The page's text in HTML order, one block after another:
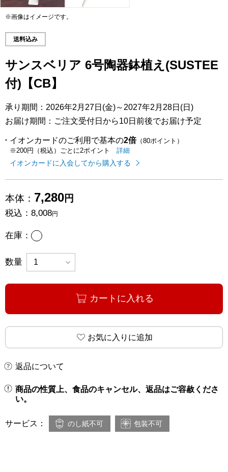
※画像はイメージです。
送料込み
サンスベリア 6号陶器鉢植え(SUSTEE
付)【CB】
承り期間：2026年2月27日(金)～2027年2月28日(日)
お届け期間：ご注文受付日から10日前後でお届け予定
イオンカードのご利用で基本の2倍（80ポイント）
※200円（税込）ごとに2ポイント
イオンカードのご利用でたまるポイ
詳細
イオンカードに入会してから購入する
本体： 7,280円
税込： 8,008円
在庫： あり
数量
カートに入れる
お気に入りに追加
返品について
商品の性質上、食品のキャンセル、返品はご容赦くださ
い。
サービス： のし紙不可 包装不可